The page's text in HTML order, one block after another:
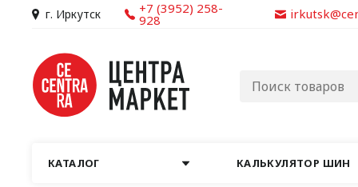
г. Иркутск +7 (3952) 258-
928
КАТАЛОГ КАЛЬКУЛЯТОР ШИН